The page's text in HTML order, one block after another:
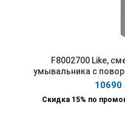
В
F8002700 Like,
умывальника с
хром,
10690
Скидка 15% по